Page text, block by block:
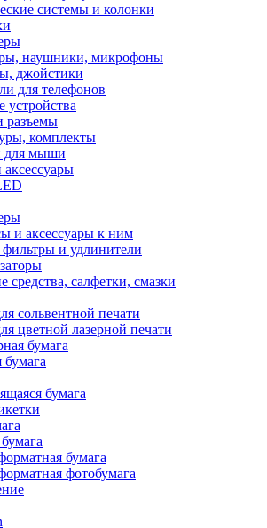
системы и колонки
наушники, микрофоны
джойстики
для телефонов
устройства
разъемы
комплекты
для мыши
аксессуары
и аксессуары к ним
и удлинители
средства, салфетки, смазки
сольвентной печати
цветной лазерной печати
бумага
бумага
бумага
фотобумага